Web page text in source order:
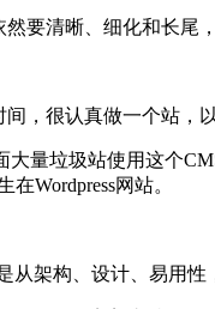
要清晰、细化和长尾
，很认真做一个站，
大量垃圾站使用这个
Wordpress网站。
架构、设计、易用